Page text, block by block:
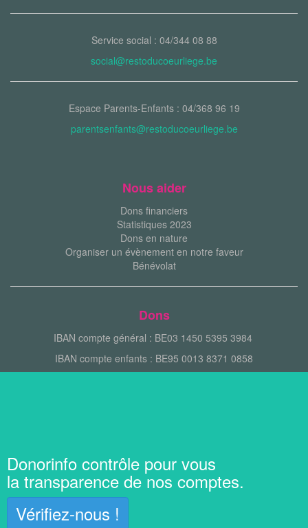
Service social : 04/344 08 88
social@restoducoeurliege.be
Espace Parents-Enfants : 04/368 96 19
parentsenfants@restoducoeurliege.be
Nous aider
Dons financiers
Statistiques 2023
Dons en nature
Organiser un évènement en notre faveur
Bénévolat
Dons
IBAN compte général : BE03 1450 5395 3984
IBAN compte enfants : BE95 0013 8371 0858
Donorinfo contrôle pour vous
la transparence de nos comptes.
Vérifiez-nous !